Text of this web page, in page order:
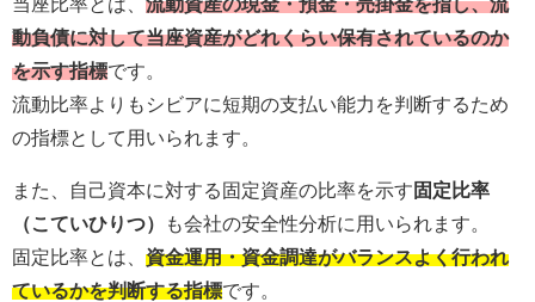
動負債に対して当座資産がどれくらい保有されているのか
を示す指標です。
流動比率よりもシビアに短期の支払い能力を判断するため
の指標として用いられます。
また、自己資本に対する固定資産の比率を示す 固定比率
（こていひりつ）
も会社の安全性分析に用いられます。
固定比率とは、 資金運用・資金調達がバランスよく行われ
ているかを判断する指標です。